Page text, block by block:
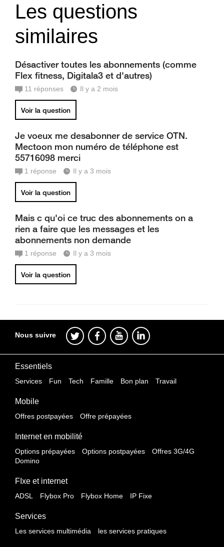
Les questions
similaires
Désactiver toutes les abonnements (comme
Flex fitness, Digitala3 et d'autres)
11 réponses Il y a 2 mois
Voir la question
Je voeux me desabonner de service OTN.
Mectoon mon numéro de téléphone est
55716098 merci
1 réponse Il y a 3 mois
Voir la question
Mais c qu'oi ce truc des abonnements on a
rien a faire que les messages et les
abonnements non demande
1 réponse Il y a 3 mois
Voir la question
Nous suivre
Essentiels
Services Fun Tech Famille Bon plan Travail
Mobile
Offres postpayées Offre prépayées
Internet en mobilité
Options prépayées Options postpayées
Offres 3G/4G
Domino
FIxe et internet
ADSL Flybox Pro Flybox Home IP Fixe
Services
Les services multimédia les services pratiques